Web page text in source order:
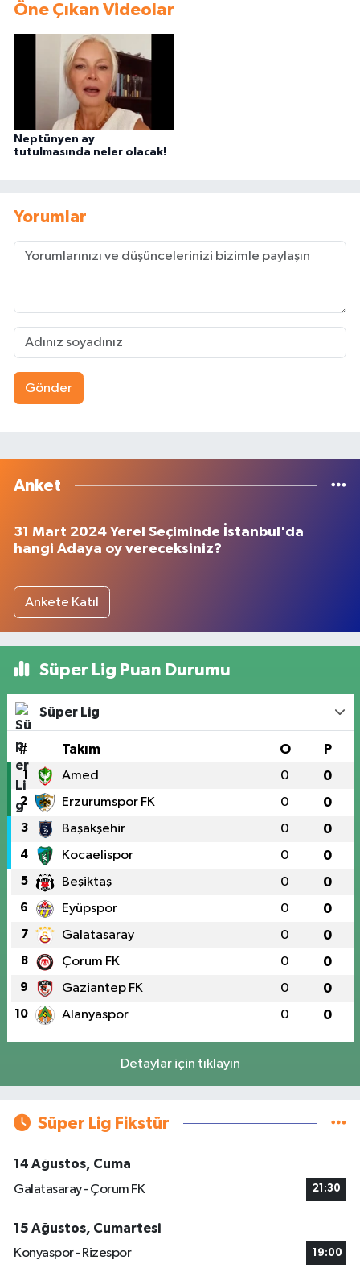
Öne Çıkan Videolar
Neptünyen ay
tutulmasında neler olacak!
Yorumlar
Gönder
Anket
31 Mart 2024 Yerel Seçiminde İstanbul'da
hangi Adaya oy vereceksiniz?
Ankete Katıl
Süper Lig Puan Durumu
Süper Lig
# Takım O P
1 Amed 0 0
2 Erzurumspor FK 0 0
3 Başakşehir 0 0
4 Kocaelispor 0 0
5 Beşiktaş 0 0
6 Eyüpspor 0 0
7 Galatasaray 0 0
8 Çorum FK 0 0
9 Gaziantep FK 0 0
10 Alanyaspor 0 0
Detaylar için tıklayın
Süper Lig Fikstür
14 Ağustos, Cuma
Galatasaray - Çorum FK
21:30
15 Ağustos, Cumartesi
Konyaspor - Rizespor
19:00